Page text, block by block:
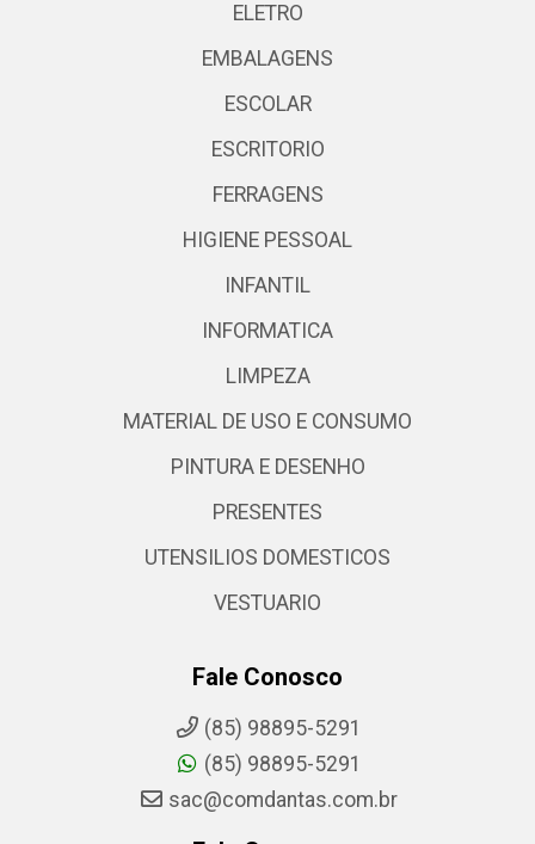
ELETRO
EMBALAGENS
ESCOLAR
ESCRITORIO
FERRAGENS
HIGIENE PESSOAL
INFANTIL
INFORMATICA
LIMPEZA
MATERIAL DE USO E CONSUMO
PINTURA E DESENHO
PRESENTES
UTENSILIOS DOMESTICOS
VESTUARIO
Fale Conosco
(85) 98895-5291
(85) 98895-5291
sac@comdantas.com.br